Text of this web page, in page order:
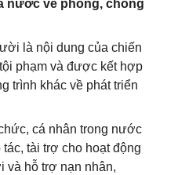
nước về phòng, chống
là nội dung của chiến
phạm và được kết hợp
trình khác về phát triển
cá nhân trong nước
tài trợ cho hoạt động
và hỗ trợ nạn nhân,